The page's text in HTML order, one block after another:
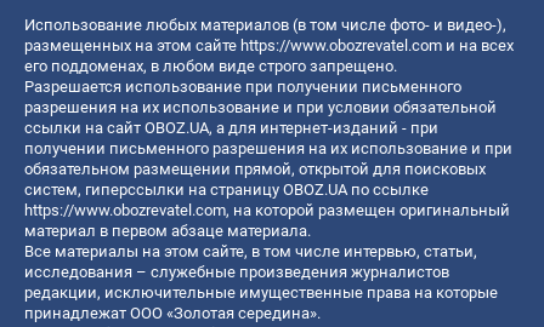
Использование любых материалов (в том числе фото- и видео-),
размещенных на этом сайте https://www.obozrevatel.com и на всех
его поддоменах, в любом виде строго запрещено.
Разрешается использование при получении письменного
разрешения на их использование и при условии обязательной
ссылки на сайт OBOZ.UA, а для интернет-изданий - при
получении письменного разрешения на их использование и при
обязательном размещении прямой, открытой для поисковых
систем, гиперссылки на страницу OBOZ.UA по ссылке
https://www.obozrevatel.com, на которой размещен оригинальный
материал в первом абзаце материала.
Все материалы на этом сайте, в том числе интервью, статьи,
исследования – служебные произведения журналистов
редакции, исключительные имущественные права на которые
принадлежат ООО «Золотая середина».